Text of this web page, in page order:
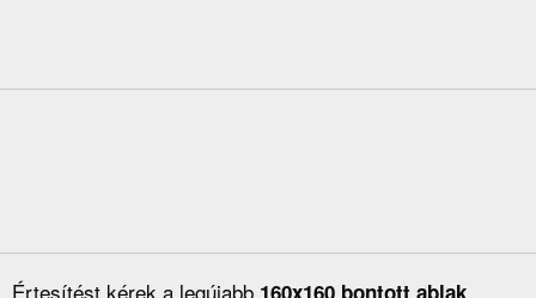
Értesítést kérek a legújabb